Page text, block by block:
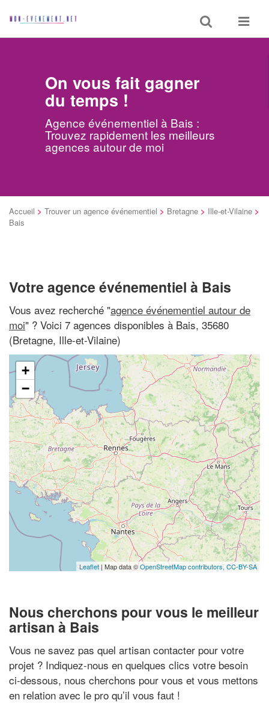
Toggle
search
Toggle
On vous fait gagner
du temps !
Agence événementiel à Bais :
Trouvez rapidement les meilleurs
agences autour de moi
Accueil > Trouver un agence événementiel > Bretagne > Ille-et-Vilaine >
Bais
Votre agence événementiel à Bais
Vous avez recherché "agence événementiel autour de
moi" ? Voici 7 agences disponibles à Bais, 35680
(Bretagne, Ille-et-Vilaine)
+
−
Leaflet| Map data ©OpenStreetMap contributors, CC-BY-SA
Nous cherchons pour vous le meilleur
artisan à Bais
Vous ne savez pas quel artisan contacter pour votre
projet ? Indiquez-nous en quelques clics votre besoin
ci-dessous, nous cherchons pour vous et vous mettons
en relation avec le pro qu’il vous faut !